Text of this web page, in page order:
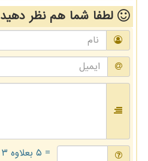
لطفا شما همنظر دهید
= ۵ بعلاوه ۳